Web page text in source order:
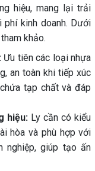
hiệu, mang lại trải
phí kinh doanh. Dưới
khảo.
Ưu tiên các loại nhựa
an toàn khi tiếp xúc
tạp chất và đáp
hiệu: Ly cần có kiểu
hòa và phù hợp với
nghiệp, giúp tạo ấn